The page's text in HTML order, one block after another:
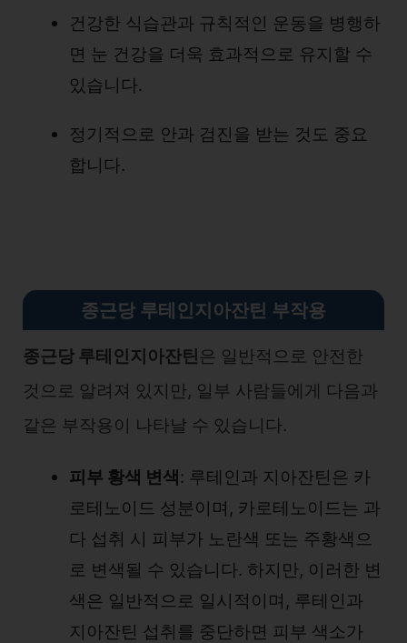
건강한 식습관과 규칙적인 운동을 병행하
면 눈 건강을 더욱 효과적으로 유지할 수
있습니다.
정기적으로 안과 검진을 받는 것도 중요
합니다.
종근당 루테인지아잔틴 부작용
종근당 루테인지아잔틴은 일반적으로 안전한
것으로 알려져 있지만, 일부 사람들에게 다음과
같은 부작용이 나타날 수 있습니다.
피부 황색 변색 : 루테인과 지아잔틴은 카
로테노이드 성분이며, 카로테노이드는 과
다 섭취 시 피부가 노란색 또는 주황색으
로 변색될 수 있습니다. 하지만, 이러한 변
색은 일반적으로 일시적이며, 루테인과
지아잔틴 섭취를 중단하면 피부 색소가